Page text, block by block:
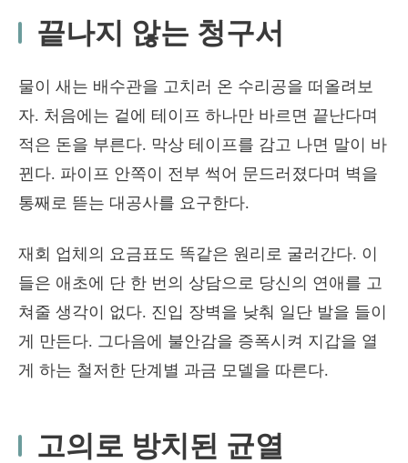
끝나지 않는 청구서
물이 새는 배수관을 고치러 온 수리공을 떠올려보
자. 처음에는 겉에 테이프 하나만 바르면 끝난다며
적은 돈을 부른다. 막상 테이프를 감고 나면 말이 바
뀐다. 파이프 안쪽이 전부 썩어 문드러졌다며 벽을
통째로 뜯는 대공사를 요구한다.
재회 업체의 요금표도 똑같은 원리로 굴러간다. 이
들은 애초에 단 한 번의 상담으로 당신의 연애를 고
쳐줄 생각이 없다. 진입 장벽을 낮춰 일단 발을 들이
게 만든다. 그다음에 불안감을 증폭시켜 지갑을 열
게 하는 철저한 단계별 과금 모델을 따른다.
고의로 방치된 균열